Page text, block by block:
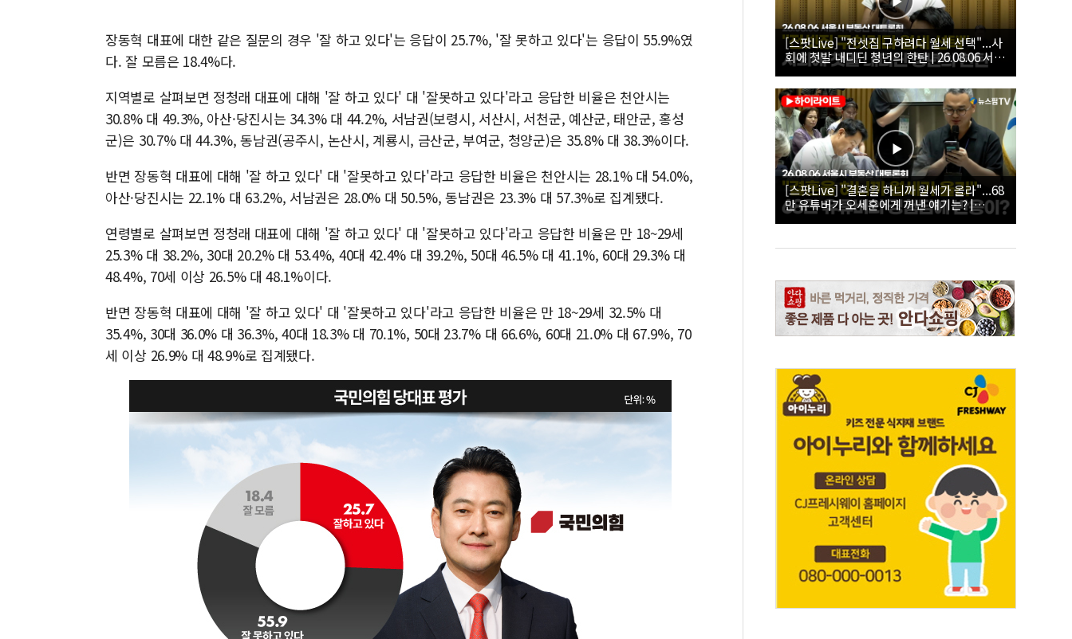
장동혁 대표에 대한 같은 질문의 경우 '잘 하고 있다'는 응답이 25.7%, '잘 못하고 있다'는 응답이 55.9%였
다. 잘 모름은 18.4%다.
지역별로 살펴보면 정청래 대표에 대해 '잘 하고 있다' 대 '잘못하고 있다'라고 응답한 비율은 천안시는
30.8% 대 49.3%, 아산·당진시는 34.3% 대 44.2%, 서남권(보령시, 서산시, 서천군, 예산군, 태안군, 홍성
군)은 30.7% 대 44.3%, 동남권(공주시, 논산시, 계룡시, 금산군, 부여군, 청양군)은 35.8% 대 38.3%이다.
반면 장동혁 대표에 대해 '잘 하고 있다' 대 '잘못하고 있다'라고 응답한 비율은 천안시는 28.1% 대 54.0%,
아산·당진시는 22.1% 대 63.2%, 서남권은 28.0% 대 50.5%, 동남권은 23.3% 대 57.3%로 집계됐다.
연령별로 살펴보면 정청래 대표에 대해 '잘 하고 있다' 대 '잘못하고 있다'라고 응답한 비율은 만 18~29세
25.3% 대 38.2%, 30대 20.2% 대 53.4%, 40대 42.4% 대 39.2%, 50대 46.5% 대 41.1%, 60대 29.3% 대
48.4%, 70세 이상 26.5% 대 48.1%이다.
반면 장동혁 대표에 대해 '잘 하고 있다' 대 '잘못하고 있다'라고 응답한 비율은 만 18~29세 32.5% 대
35.4%, 30대 36.0% 대 36.3%, 40대 18.3% 대 70.1%, 50대 23.7% 대 66.6%, 60대 21.0% 대 67.9%, 70
세 이상 26.9% 대 48.9%로 집계됐다.
[스팟Live] "전셋집 구하려다 월세 선택"...사
회에 첫발 내디딘 청년의 한탄 | 26.08.06 서울
시 부동산 대토론회
[스팟Live] "결혼을 하니까 월세가 올라"...68
만 유튜버가 오세훈에게 꺼낸 얘기는? |
26.08.06 서울시 부동산 대토론회